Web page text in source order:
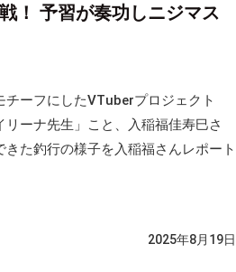
！ 予習が奏功しニジマス
チーフにしたVTuberプロジェクト
ーナ先生」こと、入稲福佳寿巳さ
た釣行の様子を入稲福さんレポート
2025年8月19日